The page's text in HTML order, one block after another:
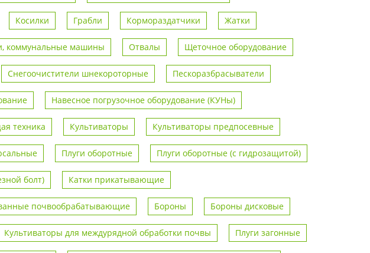
Косилки Грабли Кормораздатчики Жатки
коммунальные машины Отвалы Щеточное оборудование
Снегоочистители шнекороторные Пескоразбрасыватели
Навесное погрузочное оборудование (КУНы)
техника Культиваторы Культиваторы предпосевные
Плуги оборотные Плуги оборотные (с гидрозащитой)
болт) Катки прикатывающие
почвообрабатывающие Бороны Бороны дисковые
Культиваторы для междурядной обработки почвы Плуги загонные